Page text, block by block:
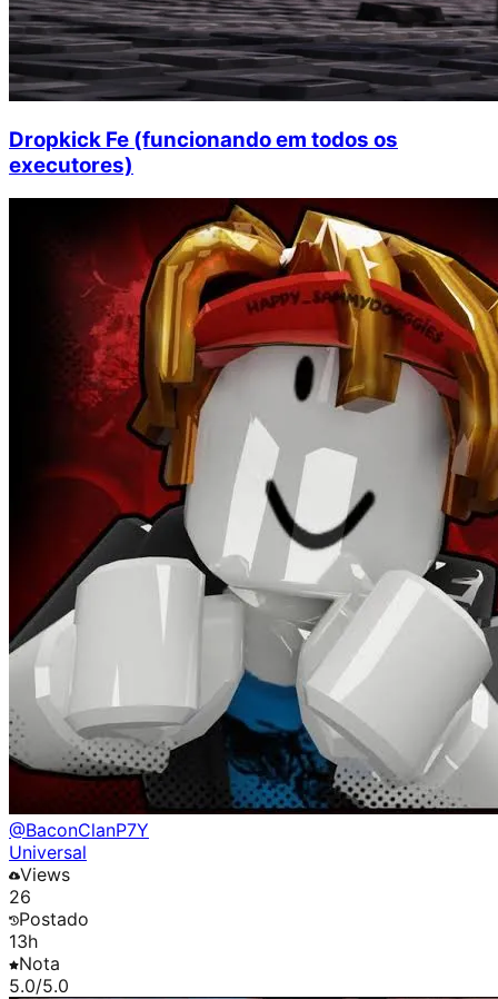
Dropkick Fe (funcionando em todos os
executores)
@BaconClanP7Y
Universal
Views
26
Postado
13h
Nota
5.0/5.0